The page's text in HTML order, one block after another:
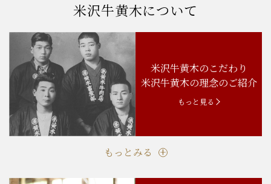
米沢牛黄木について
米沢牛黄木のこだわり
米沢牛黄木の理念のご紹介
もっと見る
もっとみる